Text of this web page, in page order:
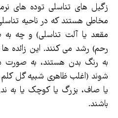
زگیل های تناسلی توده های
مخاطی هستند که در ناحیه
مقعد یا آلت تناسلی) و چه به
رحم) رشد می کنند. این زائده
به رنگ بدن هستند، به صورت
شوند (اغلب ظاهری شبیه گل
یا صاف، بزرگ یا کوچک یا به
باشند.